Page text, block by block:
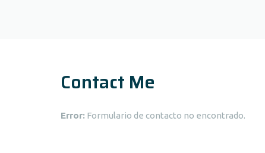
Contact Me
Error: Formulario de contacto no encontrado.